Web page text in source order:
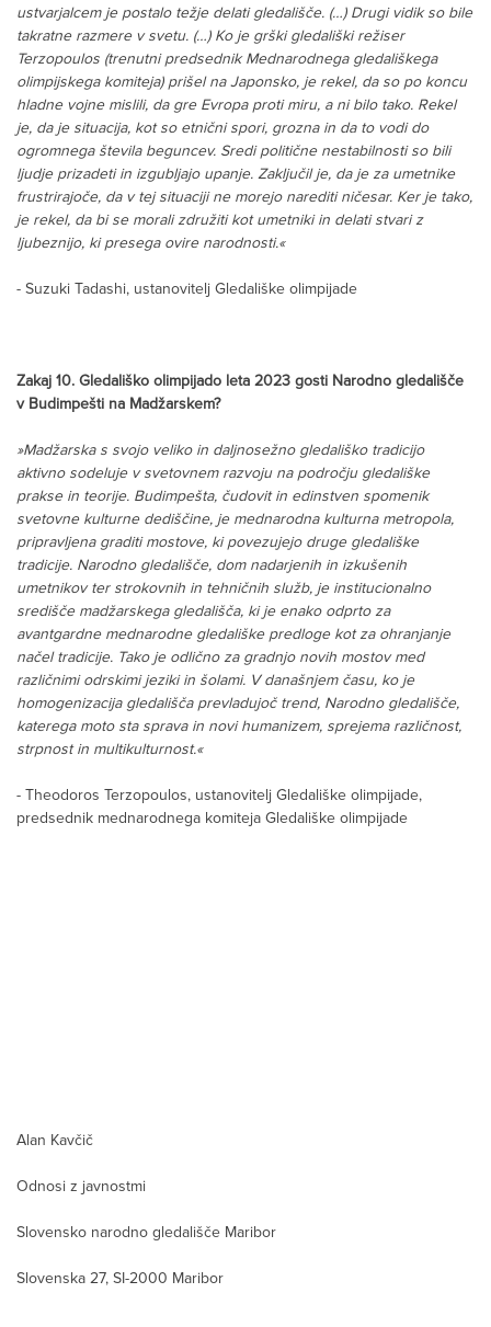
ustvarjalcem je postalo težje delati gledališče. (…) Drugi vidik so bile
takratne razmere v svetu. (…) Ko je grški gledališki režiser
Terzopoulos (trenutni predsednik Mednarodnega gledališkega
olimpijskega komiteja) prišel na Japonsko, je rekel, da so po koncu
hladne vojne mislili, da gre Evropa proti miru, a ni bilo tako. Rekel
je, da je situacija, kot so etnični spori, grozna in da to vodi do
ogromnega števila beguncev. Sredi politične nestabilnosti so bili
ljudje prizadeti in izgubljajo upanje. Zaključil je, da je za umetnike
frustrirajoče, da v tej situaciji ne morejo narediti ničesar. Ker je tako,
je rekel, da bi se morali združiti kot umetniki in delati stvari z
ljubeznijo, ki presega ovire narodnosti.«
- Suzuki Tadashi, ustanovitelj Gledališke olimpijade
Zakaj 10. Gledališko olimpijado leta 2023 gosti Narodno gledališče
v Budimpešti na Madžarskem?
»Madžarska s svojo veliko in daljnosežno gledališko tradicijo
aktivno sodeluje v svetovnem razvoju na področju gledališke
prakse in teorije. Budimpešta, čudovit in edinstven spomenik
svetovne kulturne dediščine, je mednarodna kulturna metropola,
pripravljena graditi mostove, ki povezujejo druge gledališke
tradicije. Narodno gledališče, dom nadarjenih in izkušenih
umetnikov ter strokovnih in tehničnih služb, je institucionalno
središče madžarskega gledališča, ki je enako odprto za
avantgardne mednarodne gledališke predloge kot za ohranjanje
načel tradicije. Tako je odlično za gradnjo novih mostov med
različnimi odrskimi jeziki in šolami. V današnjem času, ko je
homogenizacija gledališča prevladujoč trend, Narodno gledališče,
katerega moto sta sprava in novi humanizem, sprejema različnost,
strpnost in multikulturnost.«
- Theodoros Terzopoulos, ustanovitelj Gledališke olimpijade,
predsednik mednarodnega komiteja Gledališke olimpijade
Alan Kavčič
Odnosi z javnostmi
Slovensko narodno gledališče Maribor
Slovenska 27, SI-2000 Maribor